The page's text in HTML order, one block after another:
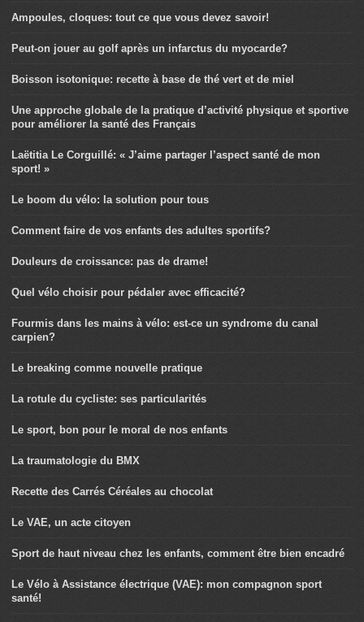
Ampoules, cloques: tout ce que vous devez savoir!
Peut-on jouer au golf après un infarctus du myocarde?
Boisson isotonique: recette à base de thé vert et de miel
Une approche globale de la pratique d’activité physique et sportive
pour améliorer la santé des Français
Laëtitia Le Corguillé: « J’aime partager l’aspect santé de mon
sport! »
Le boom du vélo: la solution pour tous
Comment faire de vos enfants des adultes sportifs?
Douleurs de croissance: pas de drame!
Quel vélo choisir pour pédaler avec efficacité?
Fourmis dans les mains à vélo: est-ce un syndrome du canal
carpien?
Le breaking comme nouvelle pratique
La rotule du cycliste: ses particularités
Le sport, bon pour le moral de nos enfants
La traumatologie du BMX
Recette des Carrés Céréales au chocolat
Le VAE, un acte citoyen
Sport de haut niveau chez les enfants, comment être bien encadré
Le Vélo à Assistance électrique (VAE): mon compagnon sport
santé!